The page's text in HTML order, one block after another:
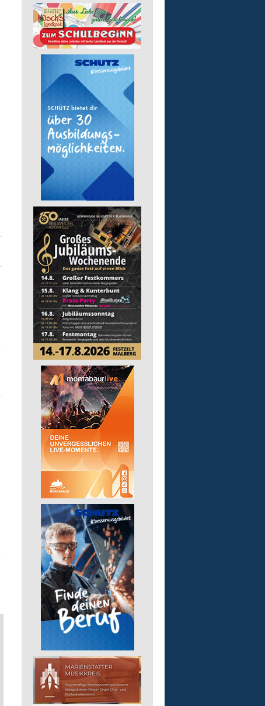
Auslieferungsfahrer/-in
für Mittagessen
Lebenshilfe im Landkreis
GmbH
57537 Mittelhof